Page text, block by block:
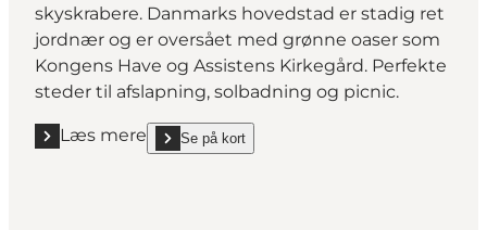
skyskrabere. Danmarks hovedstad er stadig ret
jordnær og er oversået med grønne oaser som
Kongens Have og Assistens Kirkegård. Perfekte
steder til afslapning, solbadning og picnic.
Læs mere
Læs mere "Find nye grønne områder rundt om
Se på kort
show Find nye grønne områder rundt om hvert